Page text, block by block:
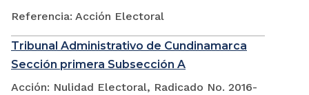
Referencia: Acción Electoral
Tribunal Administrativo de Cundinamarca
Sección primera Subsección A
Acción: Nulidad Electoral, Radicado No. 2016-